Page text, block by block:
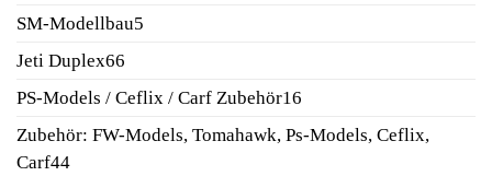
Produkte
SM-Modellbau5
Jeti Duplex66
Produkte
PS-Models / Ceflix / Carf Zubehör16
Produkte
Zubehör: FW-Models, Tomahawk, Ps-Models, Ceflix,
Carf4444